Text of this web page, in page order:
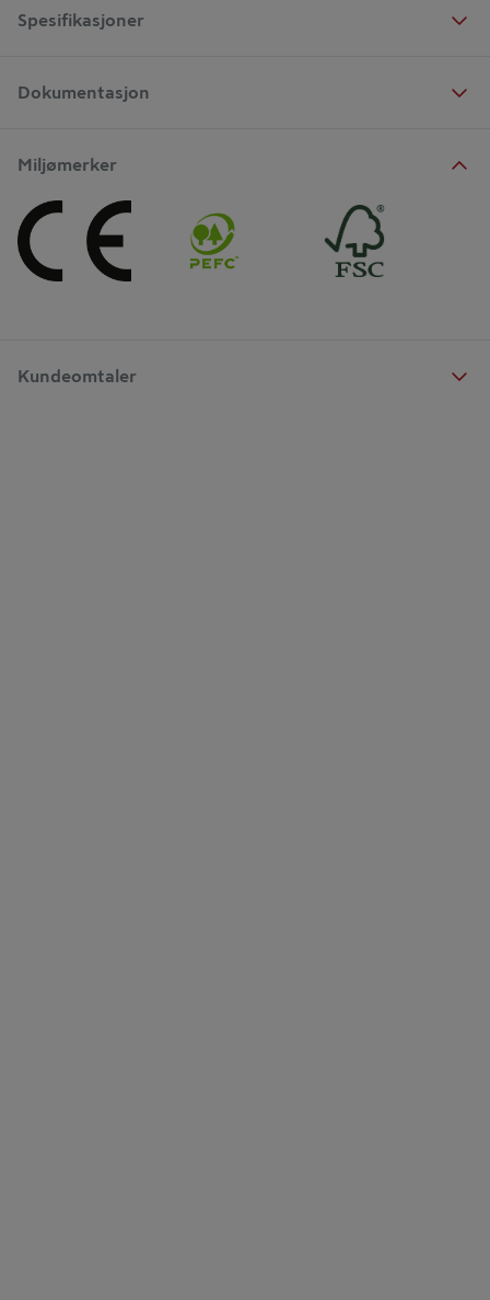
Spesifikasjoner
Dokumentasjon
Miljømerker
Kundeomtaler